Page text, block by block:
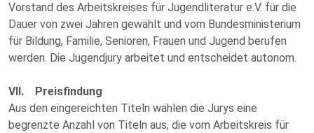
Vorstand des Arbeitskreises für Jugendliteratur e.V. für die
Dauer von zwei Jahren gewählt und vom Bundesministerium
für Bildung, Familie, Senioren, Frauen und Jugend berufen
werden. Die Jugendjury arbeitet und entscheidet autonom.
VII. Preisfindung
Aus den eingereichten Titeln wählen die Jurys eine
begrenzte Anzahl von Titeln aus, die vom Arbeitskreis für